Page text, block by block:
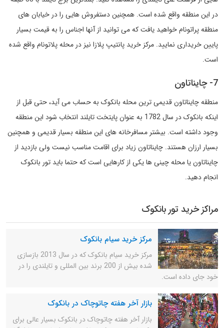
در این منطقه واقع شده است. همچنین دستفروش هایی را در خیابان های
منطقه پراتونام خواهید یافت که می توانید از آنها اجناس را به قیمت بسیار
پایین خریداری نمایید. مرکز خرید پانتیپ پلازا نیز در محله پلاتونام واقع شده
است.
7- چایناتاون
منطقه چایناتاون قدیمی ترین محله بانکوک به حساب می آید، حتی قبل از
اینکه بانکوک در سال 1782 به عنوان پایتخت تایلند انتخاب شود این منطقه
وجود داشته است. بیشتر مسافرخانه های این منطقه بسیار قدیمی و همچنین
بسیار ارزان هستند. چایناتاون زیاد برای اقامت مناسب نیست ولی بازدید از
چایناتاون یا محله چینی ها یکی از کارهایی است که حتما باید تور بانکوک
انجام دهید.
مراکز خرید تور بانکوک
مرکز خرید سیام بانکوک
مرکز خرید سیام بانکوک که در سال 2013 بازسازی
شده بیش از 200 برند بین المللی و تایلندی را در
خود جای داده است.
بازار آخر هفته چاتوچاک در بانکوک
بازار آخر هفته چاتوچاک در بانکوک بسیار عالی برای